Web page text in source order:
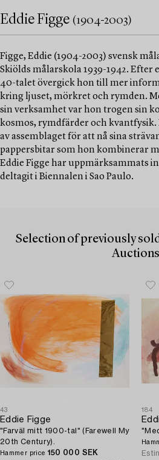
Eddie Figge (1904-2003)
Figge, Eddie (1904-2003) svensk
Skiölds målarskola 1939-1942.
40-talet övergick hon till mer
kring ljuset, mörkret och rymden.
sin verksamhet var hon trogen sin
kosmos, rymdfärder och kvantfysik.
av assemblaget för att nå sina
pappersbitar som hon kombinerar
Eddie Figge har uppmärksammats
deltagit i Biennalen i Sao Paulo.
Selection of previously
Auctions
43
Eddie Figge
"Farväl mitt 1900-tal" (Farewell My
20th Century).
Hammer price 150 000 SEK
184